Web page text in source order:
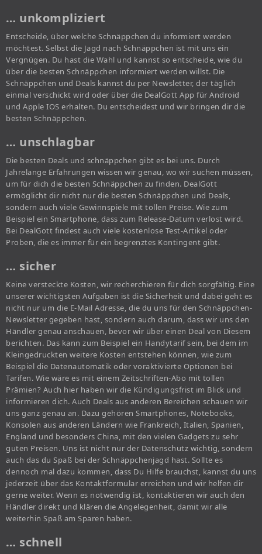
… unkompliziert
Entscheide, über welche Schnäppchen du informiert werden
möchtest. Selbst die Jagd nach Schnäppchen ist mit uns ein
Vergnügen. Du hast die Wahl und kannst so entscheide, wie du
über die besten Schnäppchen informiert werden willst. Die
Schnäppchen und Deals kannst du per Newsletter, der täglich
einmal verschickt wird oder über die DealGott App für Android
und Apple IOS erhalten. Du entscheidest und wir bringen dir die
besten Schnäppchen.
… unschlagbar
Die besten Deals und schnäppchen gibt es bei uns. Durch
Jahrelange Erfahrungen wissen wir genau, wo wir suchen müssen,
um für dich die besten Schnäppchen zu finden. DealGott
ermöglicht dir nicht nur die besten Schnäppchen und Deals,
sondern auch viele Gewinnspiele mit tollen Preise. Wie zum
Beispiel ein Smartphone, dass zum Release-Datum verlost wird.
Bei DealGott findest auch viele kostenlose Test-Artikel oder
Proben, die es immer für ein begrenztes Kontingent gibt.
… sicher
Keine versteckte Kosten, wir recherchieren für dich sorgfältig. Eine
unserer wichtigsten Aufgaben ist die Sicherheit und dabei geht es
nicht nur um die E-Mail Adresse, die du uns für den Schnäppchen-
Newsletter gegeben hast, sondern auch darum, dass wir uns den
Händler genau anschauen, bevor wir über einen Deal von Diesem
berichten. Das kann zum Beispiel ein Handytarif sein, bei dem im
Kleingedruckten weitere Kosten entstehen können, wie zum
Beispiel die Datenautomatik oder voraktivierte Optionen bei
Tarifen. Wie wäre es mit einem Zeitschriften-Abo mit tollen
Prämien? Auch hier haben wir die Kündigungsfrist im Blick und
informieren dich. Auch Deals aus anderen Bereichen schauen wir
uns ganz genau an. Dazu gehören Smartphones, Notebooks,
Konsolen aus anderen Ländern wie Frankreich, Italien, Spanien,
England und besonders China, mit den vielen Gadgets zu sehr
guten Preisen. Uns ist nicht nur der Datenschutz wichtig, sondern
auch das du Spaß bei der Schnäppchenjagd hast. Sollte es
dennoch mal dazu kommen, dass Du Hilfe brauchst, kannst du uns
jederzeit über das Kontaktformular erreichen und wir helfen dir
gerne weiter. Wenn es notwendig ist, kontaktieren wir auch den
Händler direkt und klären die Angelegenheit, damit wir alle
weiterhin Spaß am Sparen haben.
… schnell